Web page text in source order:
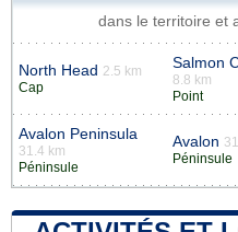
dans le territoire et
North Head 2.5 km
Cap
Salmon
8.8 km
Point
Avalon Peninsula
31.4 km
Péninsule
Avalon
Péninsule